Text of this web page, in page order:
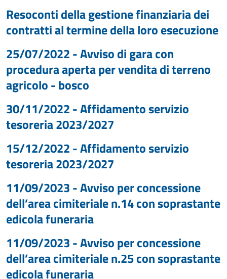
Resoconti della gestione finanziaria dei
contratti al termine della loro esecuzione
25/07/2022 - Avviso di gara con
procedura aperta per vendita di terreno
agricolo - bosco
30/11/2022 - Affidamento servizio
tesoreria 2023/2027
15/12/2022 - Affidamento servizio
tesoreria 2023/2027
11/09/2023 - Avviso per concessione
dell’area cimiteriale n.14 con soprastante
edicola funeraria
11/09/2023 - Avviso per concessione
dell’area cimiteriale n.25 con soprastante
edicola funeraria